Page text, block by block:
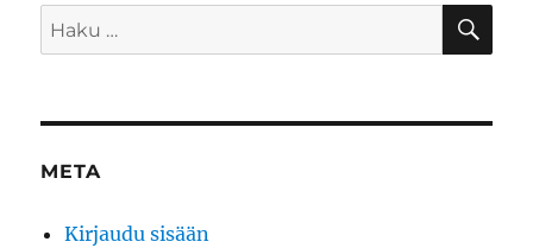
Etsi:
META
Kirjaudu sisään